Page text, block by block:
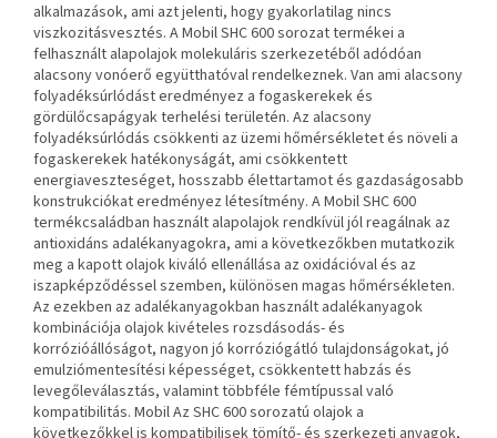
alkalmazások, ami azt jelenti, hogy gyakorlatilag nincs
viszkozitásvesztés. A Mobil SHC 600 sorozat termékei a
felhasznált alapolajok molekuláris szerkezetéből adódóan
alacsony vonóerő együtthatóval rendelkeznek. Van ami alacsony
folyadéksúrlódást eredményez a fogaskerekek és
gördülőcsapágyak terhelési területén. Az alacsony
folyadéksúrlódás csökkenti az üzemi hőmérsékletet és növeli a
fogaskerekek hatékonyságát, ami csökkentett
energiaveszteséget, hosszabb élettartamot és gazdaságosabb
konstrukciókat eredményez létesítmény. A Mobil SHC 600
termékcsaládban használt alapolajok rendkívül jól reagálnak az
antioxidáns adalékanyagokra, ami a következőkben mutatkozik
meg a kapott olajok kiváló ellenállása az oxidációval és az
iszapképződéssel szemben, különösen magas hőmérsékleten.
Az ezekben az adalékanyagokban használt adalékanyagok
kombinációja olajok kivételes rozsdásodás- és
korrózióállóságot, nagyon jó korróziógátló tulajdonságokat, jó
emulziómentesítési képességet, csökkentetthabzás és
levegőleválasztás, valamint többféle fémtípussal való
kompatibilitás. Mobil Az SHC 600 sorozatú olajok a